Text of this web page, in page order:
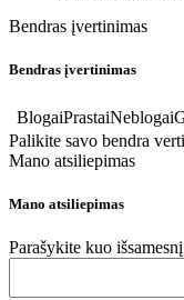
Bendras įvertinimas
Bendras įvertinimas
BlogaiPrastaiNeblogai
Palikite savo bendra
Mano atsiliepimas
Mano atsiliepimas
Parašykite kuo